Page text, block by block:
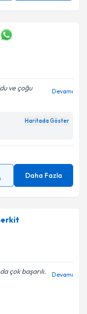
ve çoğu
Devamı
Haritada Göster
Daha Fazla
çok başarılı.
Devamı